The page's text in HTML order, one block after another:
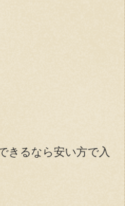
きるなら安い方で入